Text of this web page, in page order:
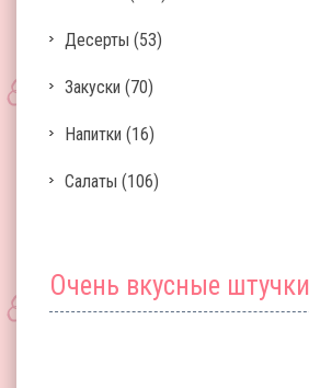
Десерты (53)
Закуски (70)
Напитки (16)
Салаты (106)
Очень вкусные штучки